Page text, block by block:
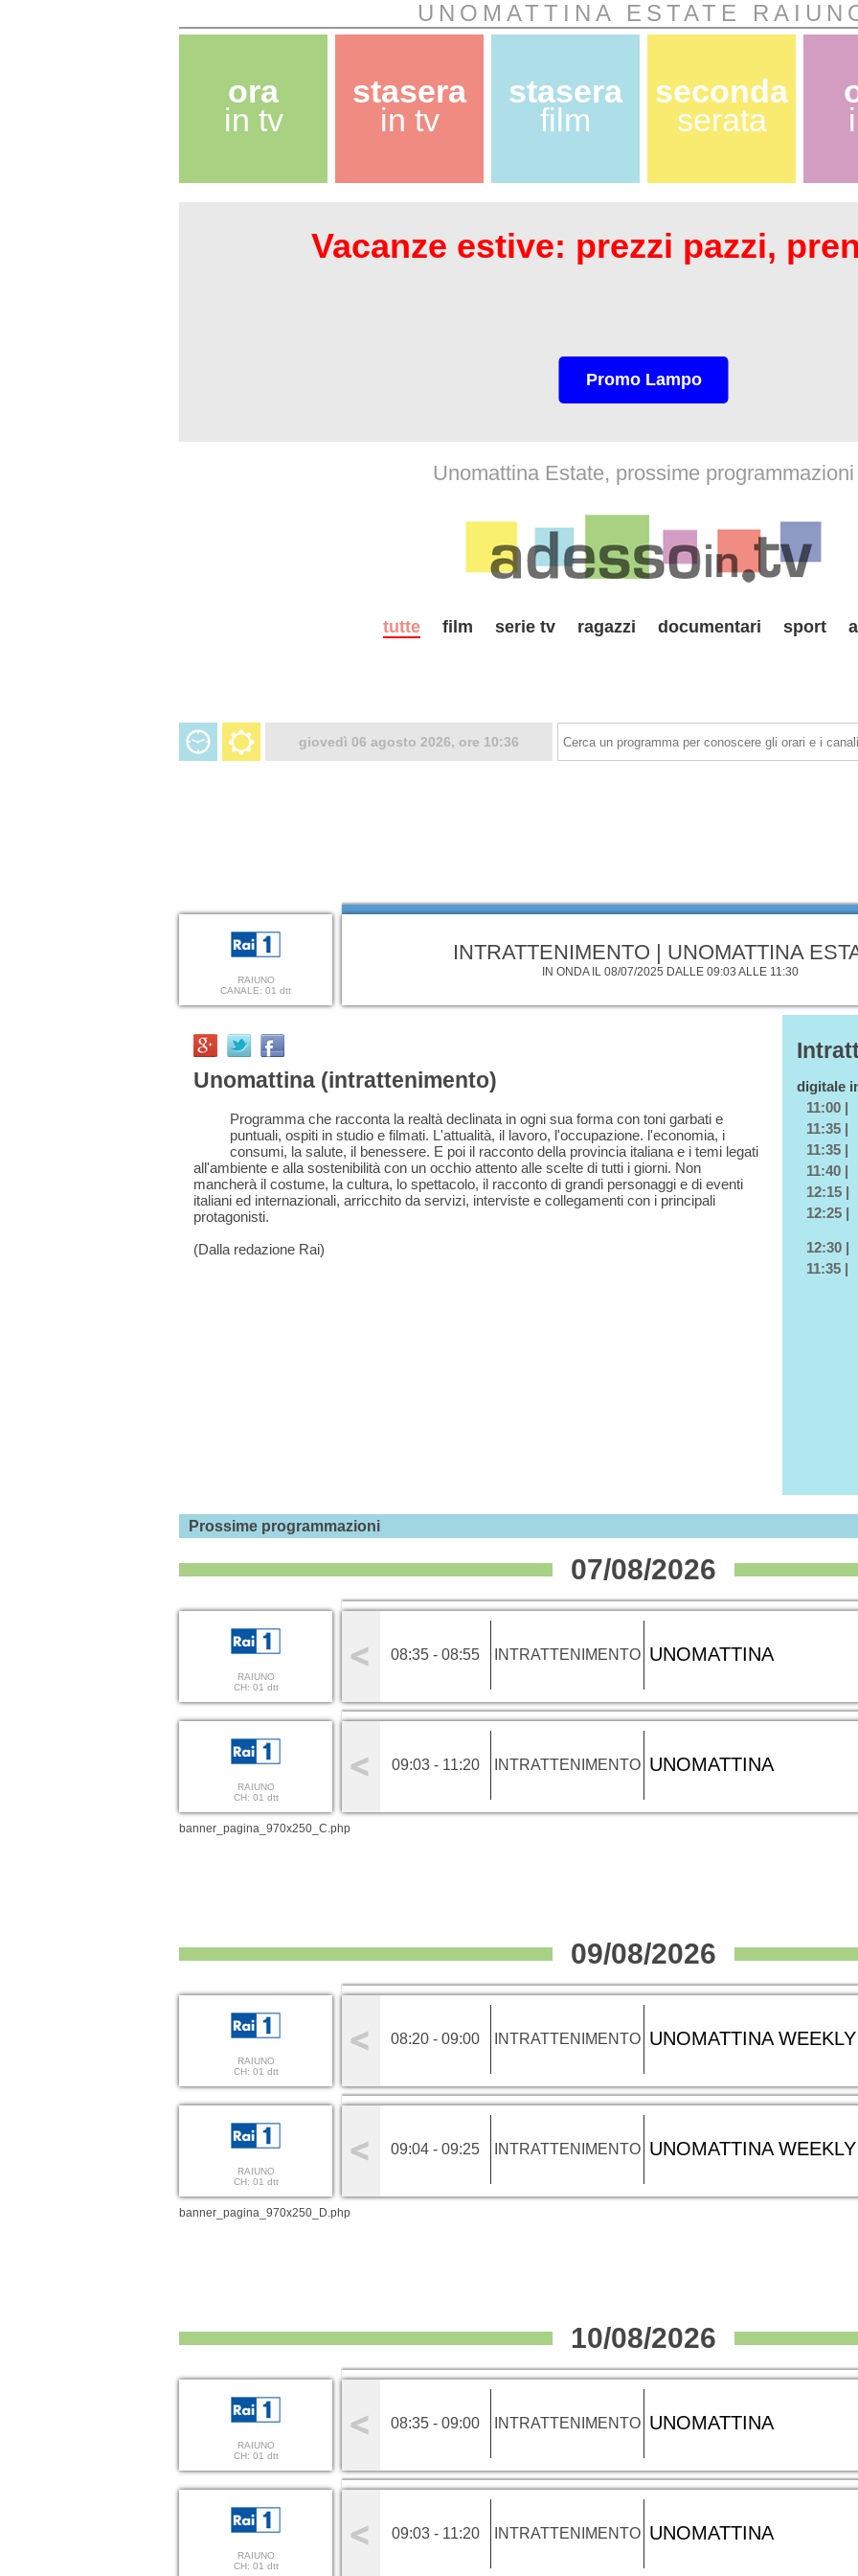
UNOMATTINA ESTATE
ora
in tv
stasera
in tv
stasera
film
seconda
serata
Vacanze estive: prezzi pazzi,
Promo Lampo
Unomattina Estate, prossime programmazioni
tutte film serie tv ragazzi documentari sport
giovedì 06 agosto 2026, ore 10:36
RAIUNO
CANALE: 01 dtt
INTRATTENIMENTO | UNOMATTINA
IN ONDA IL 08/07/2025 DALLE 09:03 ALLE 11:30
Unomattina (intrattenimento)
Programma che racconta la realtà declinata in ogni sua forma con toni garbati e
puntuali, ospiti in studio e filmati. L'attualità, il lavoro, l'occupazione. l'economia, i
consumi, la salute, il benessere. E poi il racconto della provincia italiana e i temi legati
all'ambiente e alla sostenibilità con un occhio attento alle scelte di tutti i giorni. Non
mancherà il costume, la cultura, lo spettacolo, il racconto di grandi personaggi e di eventi
italiani ed internazionali, arricchito da servizi, interviste e collegamenti con i principali
protagonisti.
(Dalla redazione Rai)
digitale
11:00 |
11:35 |
11:35 |
11:40 |
12:15 |
12:25 |
12:30 |
11:35 |
Prossime programmazioni
07/08/2026
RAIUNO
CH: 01 dtt
08:35 - 08:55 INTRATTENIMENTO UNOMATTINA
RAIUNO
CH: 01 dtt
09:03 - 11:20 INTRATTENIMENTO UNOMATTINA
banner_pagina_970x250_C.php
09/08/2026
RAIUNO
CH: 01 dtt
08:20 - 09:00 INTRATTENIMENTO UNOMATTINA WEEKLY
RAIUNO
CH: 01 dtt
09:04 - 09:25 INTRATTENIMENTO UNOMATTINA WEEKLY
banner_pagina_970x250_D.php
10/08/2026
RAIUNO
CH: 01 dtt
08:35 - 09:00 INTRATTENIMENTO UNOMATTINA
RAIUNO
CH: 01 dtt
09:03 - 11:20 INTRATTENIMENTO UNOMATTINA